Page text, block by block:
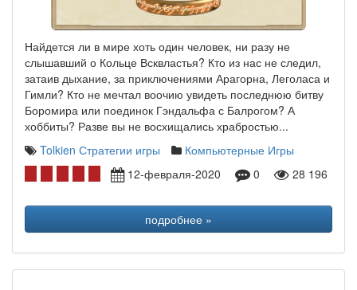
Найдется ли в мире хоть один человек, ни разу не
слышавший о Кольце Всквластья? Кто из нас не следил,
затаив дыхание, за приключениями Арагорна, Леголаса и
Гимли? Кто не мечтал воочию увидеть последнюю битву
Боромира или поединок Гэндальфа с Балрогом? А
хоббиты? Разве вы не восхищались храбростью...
Tolkien Стратегии игры
Компьютерные Игры
12-февраля-2020
0 28 196
подробнее »